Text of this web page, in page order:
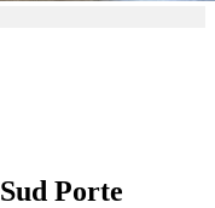
Porte